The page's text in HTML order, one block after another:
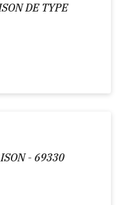
DE TYPE
- 69330